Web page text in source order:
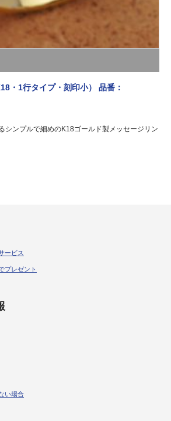
・1行タイプ・刻印小） 品番：
シンプルで細めのK18ゴールド製メッセージリン
ービス
プレゼント
い場合